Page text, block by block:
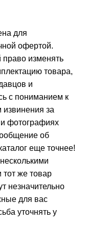
для
офертой.
право изменять
товара,
и
с пониманием к
за
фотографиях
об
еще точнее!
же товар
незначительно
для вас
уточнять у